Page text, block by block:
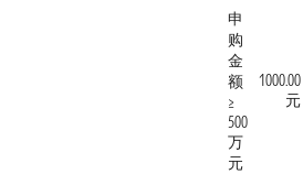
申
购
金
额
≥
500
万
元
1000.00
元